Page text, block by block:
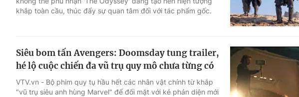
khắp toàn cầu, thúc đẩy sự quan tâm đối với tác phẩm gốc.
Siêu bom tấn Avengers: Doomsday tung trailer,
hé lộ cuộc chiến đa vũ trụ quy mô chưa từng có
VTV.vn - Bộ phim quy tụ hầu hết các nhân vật chính từ khắp
"vũ trụ siêu anh hùng Marvel" để đối mặt với kẻ phản diện mới